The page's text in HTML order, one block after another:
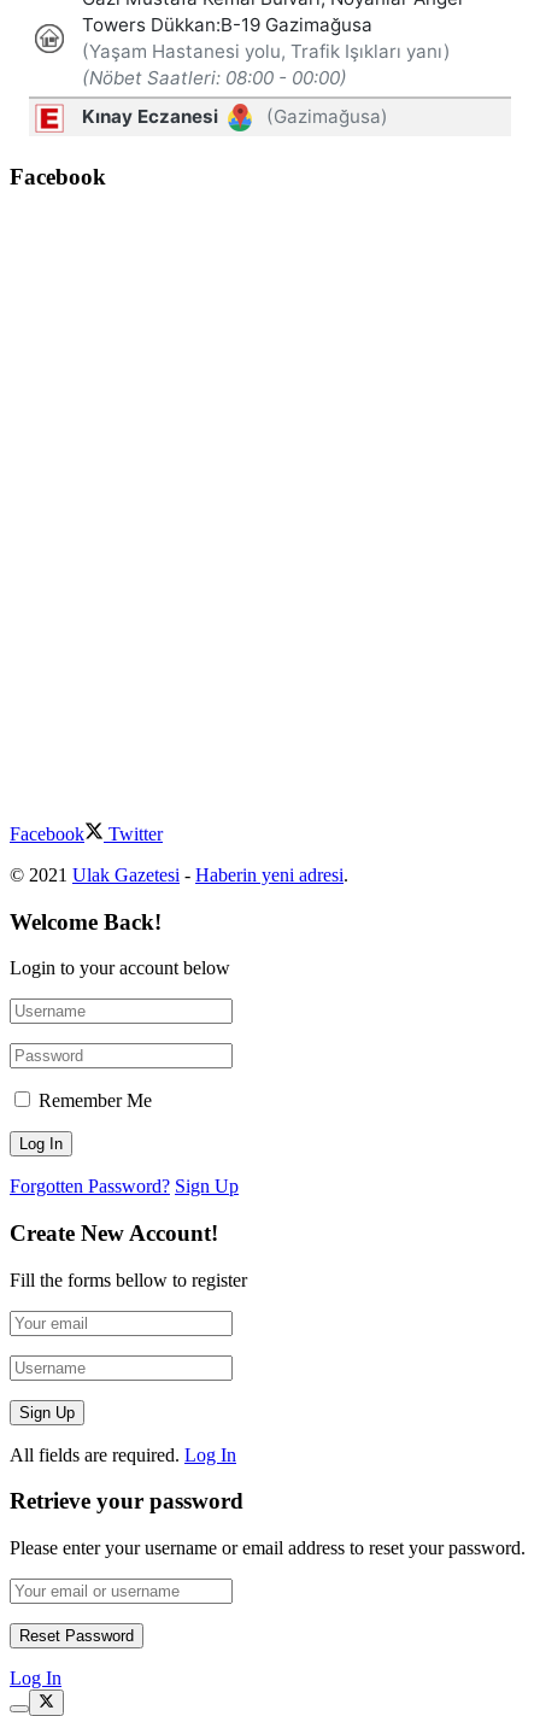
Facebook
Facebook
Twitter
© 2021 Ulak Gazetesi - Haberin yeni adresi.
Welcome Back!
Login to your account below
Remember Me
Forgotten Password? Sign Up
Create New Account!
Fill the forms bellow to register
All fields are required. Log In
Retrieve your password
Please enter your username or email address to reset your password.
Log In